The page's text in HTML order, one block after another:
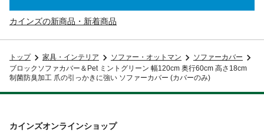
カインズの新商品・新着商品
トップ 家具・インテリア ソファー・オットマン
ソファーカバー
ブロックソファカバー＆Pet ミントグリーン 幅120cm 奥行60cm 高さ18cm
制菌防臭加工 爪の引っかきに強い ソファーカバー (カバーのみ)
カインズオンラインショップ